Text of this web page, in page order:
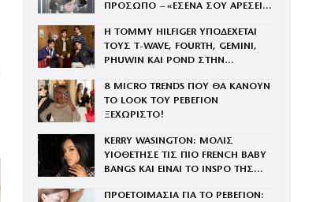
ΠΡΟΣΩΠΟ – «ΕΣΕΝΑ ΣΟΥ ΑΡΕΣΕΙ
Η TOMMY HILFIGER ΥΠΟΔΕΧΕΤΑΙ
ΤΟΥΣ Τ-WAVE, FOURTH, GEMINI,
PHUWIN ΚΑΙ POND ΣΤΗΝ
8 MICRO TRENDS ΠΟΥ ΘΑ ΚΑΝΟΥΝ
ΤΟ LOOK ΤΟΥ ΡΕΒΕΓΙΟΝ
ΞΕΧΩΡΙΣΤΟ!
KERRY WASINGTON: ΜΟΛΙΣ
ΥΙΟΘΕΤΗΣΕ ΤΙΣ ΠΙΟ FRENCH BABY
BANGS ΚΑΙ ΕΙΝΑΙ ΤΟ INSPO ΤΗΣ
ΠΡΟΕΤΟΙΜΑΣΙΑ ΓΙΑ ΤΟ ΡΕΒΕΓΙΟΝ: